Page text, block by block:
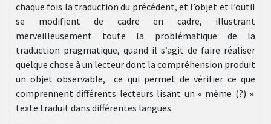
chaque fois la traduction du précédent, et l’objet et l’outil
se modifient de cadre en cadre, illustrant
merveilleusement toute la problématique de la
traduction pragmatique, quand il s’agit de faire réaliser
quelque chose à un lecteur dont la compréhension produit
un objet observable, ce qui permet de vérifier ce que
comprennent différents lecteurs lisant un « même (?) »
texte traduit dans différentes langues.